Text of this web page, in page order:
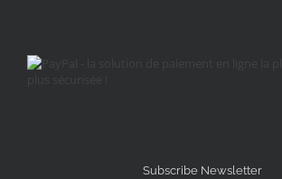
Subscribe Newsletter